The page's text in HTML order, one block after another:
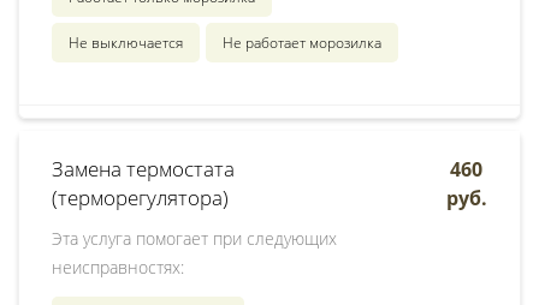
Не выключается Не работает морозилка
Замена термостата
(терморегулятора)
Эта услуга помогает при следующих
неисправностях:
460
руб.